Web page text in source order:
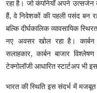
रहा है। जो कंपनियाँ अपने
हैं, वे निवेशकों की पहली पसंद बन
बल्कि दीर्घकालिक व्यावसायिक
नए अवसर खोल रहा है। कार्बन
सलाहकार, कार्बन बाजार
टेक्नोलॉजी आधारित स्टार्टअप भी
भारत की स्थिति इस संदर्भ में मजबूत